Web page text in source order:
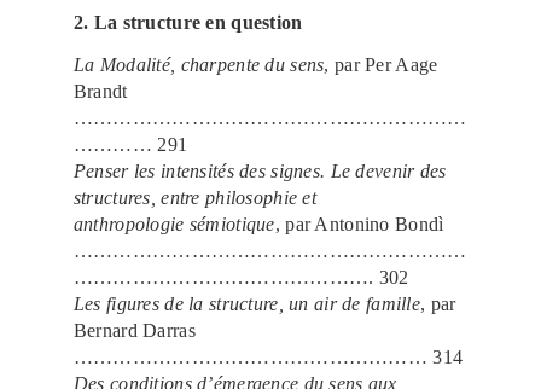
2. La structure en question
La Modalité, charpente du sens, par Per Aage
Brandt
……………………………………………………
………… 291
Penser les intensités des signes. Le devenir des
structures, entre philosophie et
anthropologie sémiotique, par Antonino Bondì
……………………………………………………
………………………………………. 302
Les figures de la structure, un air de famille, par
Bernard Darras
……………………………………………… 314
Des conditions d’émergence du sens aux